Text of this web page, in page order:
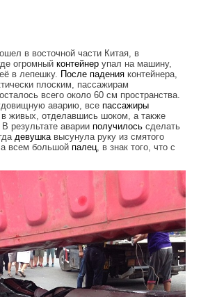
в восточной части Китая, в
огромный контейнер упал на машину,
в лепешку. После падения контейнера,
плоским, пассажирам
всего около 60 см пространства.
аварию, все пассажиры
в живых, отделавшись шоком, а также
результате аварии получилось сделать
девушка высунула руку из смятого
всем большой палец , в знак того, что с